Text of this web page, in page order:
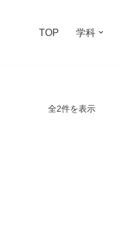
TOP 学科
全2件を表示